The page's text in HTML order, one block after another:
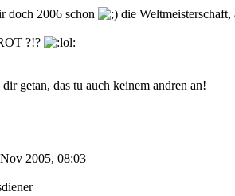
doch 2006 schon die
?!?
getan, das tu auch keinem andren an!
2005, 08:03